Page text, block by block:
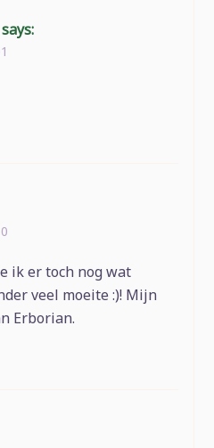
says:
ik er toch nog wat
veel moeite :)! Mijn
Erborian.